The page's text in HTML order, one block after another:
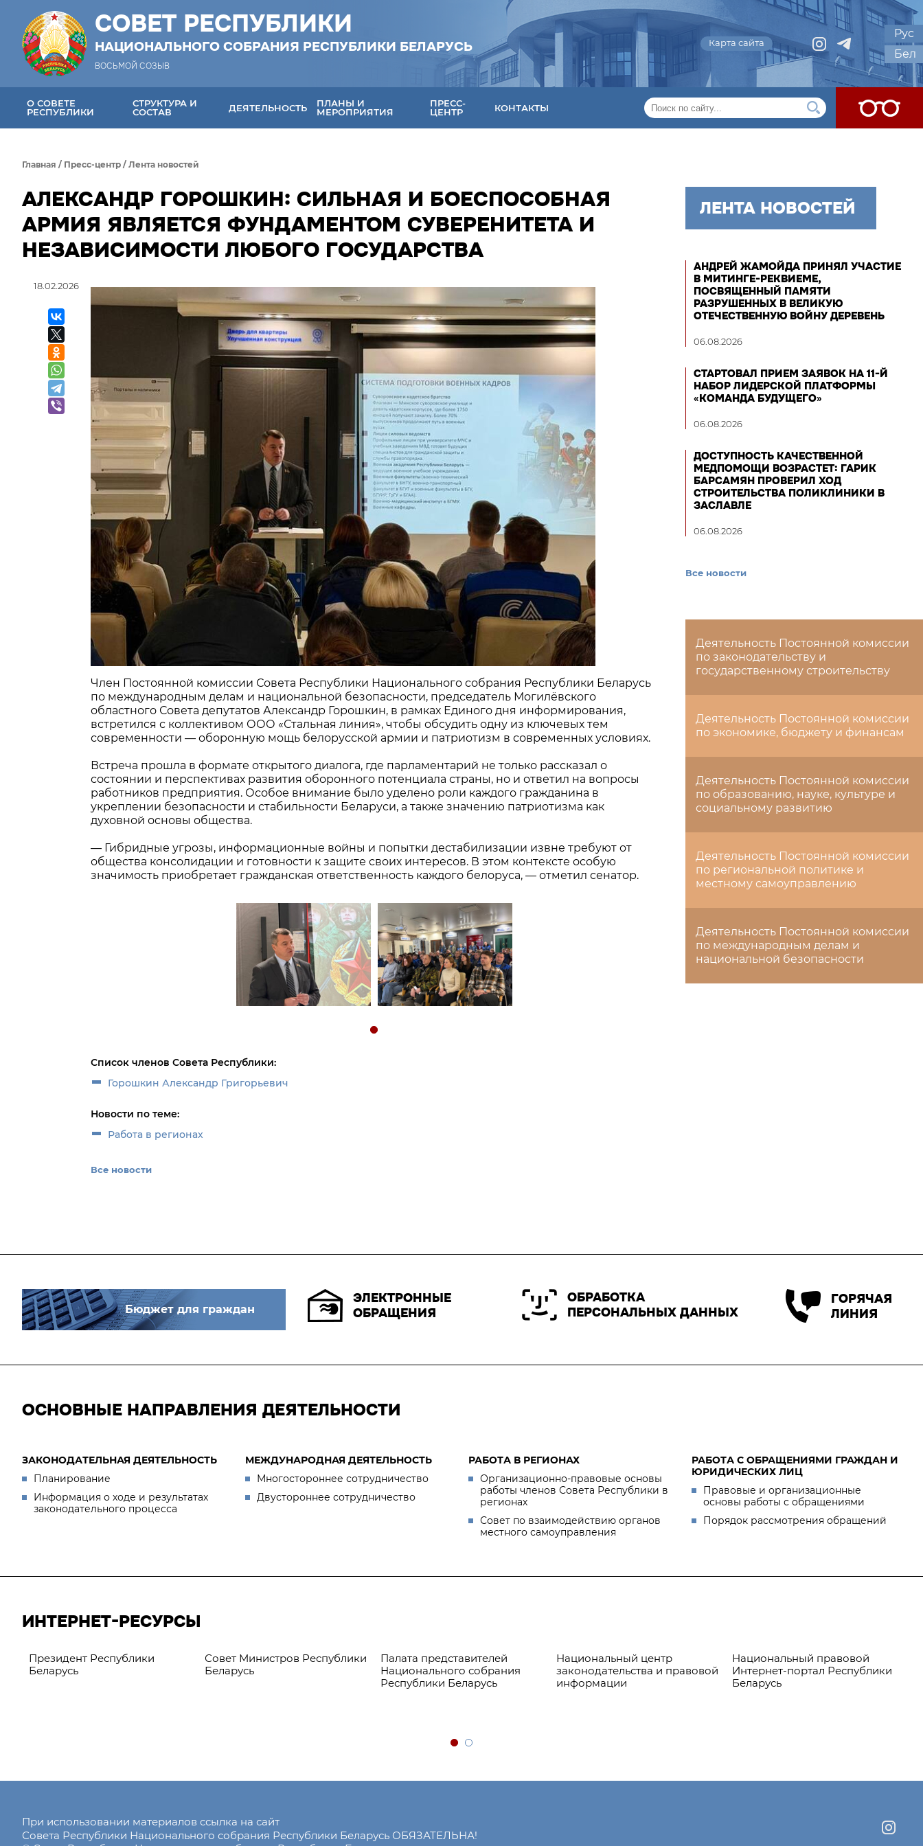
СОВЕТ РЕСПУБЛИКИ
НАЦИОНАЛЬНОГО СОБРАНИЯ РЕСПУБЛИКИ БЕЛАРУСЬ
ВОСЬМОЙ СОЗЫВ
Карта сайта
Рус
Бел
О СОВЕТЕ
РЕСПУБЛИКИ
СТРУКТУРА И
СОСТАВ
ДЕЯТЕЛЬНОСТЬ
ПЛАНЫ И
МЕРОПРИЯТИЯ
ПРЕСС-
ЦЕНТР
КОНТАКТЫ
Главная / Пресс-центр / Лента новостей
АЛЕКСАНДР ГОРОШКИН: СИЛЬНАЯ И БОЕСПОСОБНАЯ
АРМИЯ ЯВЛЯЕТСЯ ФУНДАМЕНТОМ СУВЕРЕНИТЕТА И
НЕЗАВИСИМОСТИ ЛЮБОГО ГОСУДАРСТВА
18.02.2026
Член Постоянной комиссии Совета Республики Национального собрания Республики Беларусь
по международным делам и национальной безопасности, председатель Могилёвского
областного Совета депутатов Александр Горошкин, в рамках Единого дня информирования,
встретился с коллективом ООО «Стальная линия», чтобы обсудить одну из ключевых тем
современности — оборонную мощь белорусской армии и патриотизм в современных условиях.
Встреча прошла в формате открытого диалога, где парламентарий не только рассказал о
состоянии и перспективах развития оборонного потенциала страны, но и ответил на вопросы
работников предприятия. Особое внимание было уделено роли каждого гражданина в
укреплении безопасности и стабильности Беларуси, а также значению патриотизма как
духовной основы общества.
— Гибридные угрозы, информационные войны и попытки дестабилизации извне требуют от
общества консолидации и готовности к защите своих интересов. В этом контексте особую
значимость приобретает гражданская ответственность каждого белоруса, — отметил сенатор.
Список членов Совета Республики:
Горошкин Александр Григорьевич
Новости по теме:
Работа в регионах
Все новости
ЛЕНТА НОВОСТЕЙ
АНДРЕЙ ЖАМОЙДА ПРИНЯЛ УЧАСТИЕ
В МИТИНГЕ-РЕКВИЕМЕ,
ПОСВЯЩЕННЫЙ ПАМЯТИ
РАЗРУШЕННЫХ В ВЕЛИКУЮ
ОТЕЧЕСТВЕННУЮ ВОЙНУ ДЕРЕВЕНЬ
06.08.2026
СТАРТОВАЛ ПРИЕМ ЗАЯВОК НА 11-Й
НАБОР ЛИДЕРСКОЙ ПЛАТФОРМЫ
«КОМАНДА БУДУЩЕГО»
06.08.2026
ДОСТУПНОСТЬ КАЧЕСТВЕННОЙ
МЕДПОМОЩИ ВОЗРАСТЕТ: ГАРИК
БАРСАМЯН ПРОВЕРИЛ ХОД
СТРОИТЕЛЬСТВА ПОЛИКЛИНИКИ В
ЗАСЛАВЛЕ
06.08.2026
Все новости
Деятельность Постоянной комиссии
по законодательству и
государственному строительству
Деятельность Постоянной комиссии
по экономике, бюджету и финансам
Деятельность Постоянной комиссии
по образованию, науке, культуре и
социальному развитию
Деятельность Постоянной комиссии
по региональной политике и
местному самоуправлению
Деятельность Постоянной комиссии
по международным делам и
национальной безопасности
Бюджет для граждан
ЭЛЕКТРОННЫЕ
ОБРАЩЕНИЯ
ОБРАБОТКА
ПЕРСОНАЛЬНЫХ ДАННЫХ
ГОРЯЧАЯ
ЛИНИЯ
ОСНОВНЫЕ НАПРАВЛЕНИЯ ДЕЯТЕЛЬНОСТИ
ЗАКОНОДАТЕЛЬНАЯ ДЕЯТЕЛЬНОСТЬ
Планирование
Информация о ходе и результатах
законодательного процесса
МЕЖДУНАРОДНАЯ ДЕЯТЕЛЬНОСТЬ
Многостороннее сотрудничество
Двустороннее сотрудничество
РАБОТА В РЕГИОНАХ
Организационно-правовые основы
работы членов Совета Республики в
регионах
Совет по взаимодействию органов
местного самоуправления
РАБОТА С ОБРАЩЕНИЯМИ ГРАЖДАН И
ЮРИДИЧЕСКИХ ЛИЦ
Правовые и организационные
основы работы с обращениями
Порядок рассмотрения обращений
ИНТЕРНЕТ-РЕСУРСЫ
Президент Республики
Беларусь
Совет Министров Республики
Беларусь
Палата представителей
Национального собрания
Республики Беларусь
Национальный центр
законодательства и правовой
информации
Национальный правовой
Интернет-портал Республики
Беларусь
При использовании материалов ссылка на сайт
Совета Республики Национального собрания Республики Беларусь ОБЯЗАТЕЛЬНА!